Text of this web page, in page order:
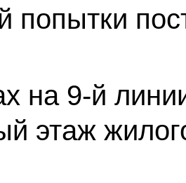
попытки
на 9-й
этаж